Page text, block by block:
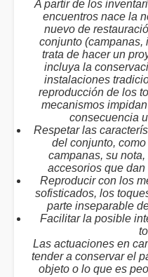
A partir de los
encuentros nace la
nuevo de
conjunto (campanas,
trata de hacer un
incluya la
instalaciones
reproducción de los
mecanismos
consecuencia
Respetar las
del conjunto,
campanas, su
accesorios que
Reproducir con los
sofisticados, los
parte inseparable
Facilitar la posible
Las actuaciones en
tender a conservar el
objeto o lo que es